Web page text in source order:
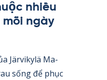
nhiều
ngày
Jär­vi­kylä Ma­
sống để phục